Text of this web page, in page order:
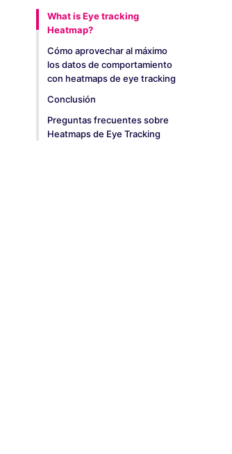
What is Eye tracking
Heatmap?
Cómo aprovechar al máximo
los datos de comportamiento
con heatmaps de eye tracking
Conclusión
Preguntas frecuentes sobre
Heatmaps de Eye Tracking